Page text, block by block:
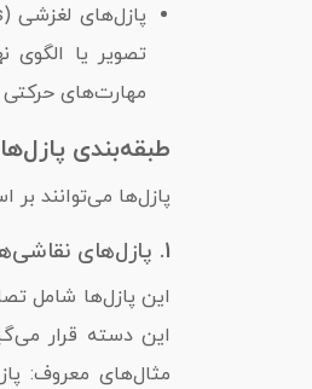
تصویر یا الگوی
مهارت‌های
طبقه‌بندی
پازل‌ها می‌توانند
1. پازل‌های نقاشی‌های معروف:
این پازل‌ها شامل
این دسته قرار
مثال‌های معروف: